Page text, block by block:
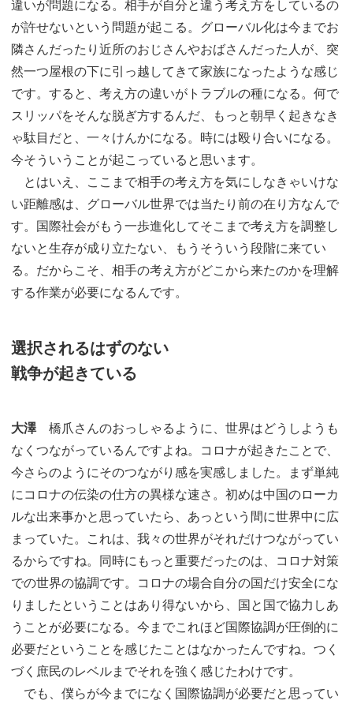
違いが問題になる。相手が自分と違う考え方をしているの
が許せないという問題が起こる。グローバル化は今までお
隣さんだったり近所のおじさんやおばさんだった人が、突
然一つ屋根の下に引っ越してきて家族になったような感じ
です。すると、考え方の違いがトラブルの種になる。何で
スリッパをそんな脱ぎ方するんだ、もっと朝早く起きなき
ゃ駄目だと、一々けんかになる。時には殴り合いになる。
今そういうことが起こっていると思います。
とはいえ、ここまで相手の考え方を気にしなきゃいけな
い距離感は、グローバル世界では当たり前の在り方なんで
す。国際社会がもう一歩進化してそこまで考え方を調整し
ないと生存が成り立たない、もうそういう段階に来てい
る。だからこそ、相手の考え方がどこから来たのかを理解
する作業が必要になるんです。
選択されるはずのない
戦争が起きている
大澤橋爪さんのおっしゃるように、世界はどうしようも
なくつながっているんですよね。コロナが起きたことで、
今さらのようにそのつながり感を実感しました。まず単純
にコロナの伝染の仕方の異様な速さ。初めは中国のローカ
ルな出来事かと思っていたら、あっという間に世界中に広
まっていた。これは、我々の世界がそれだけつながってい
るからですね。同時にもっと重要だったのは、コロナ対策
での世界の協調です。コロナの場合自分の国だけ安全にな
りましたということはあり得ないから、国と国で協力しあ
うことが必要になる。今までこれほど国際協調が圧倒的に
必要だということを感じたことはなかったんですね。つく
づく庶民のレベルまでそれを強く感じたわけです。
でも、僕らが今までになく国際協調が必要だと思ってい